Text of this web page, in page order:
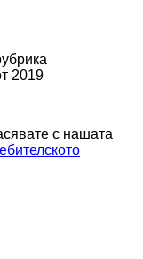
2019
с нашата